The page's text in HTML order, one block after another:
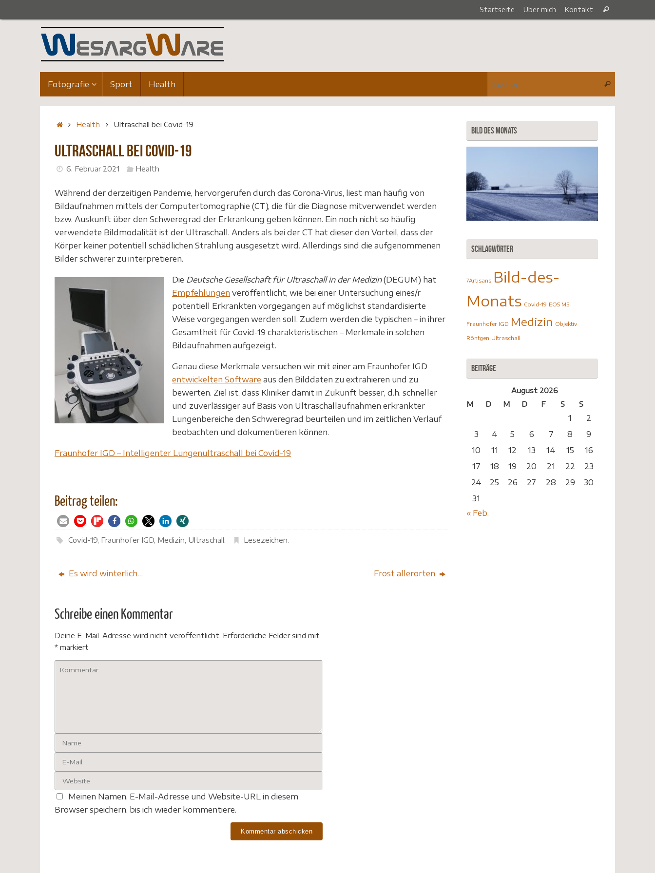
Zum
Startseite Über mich Kontakt
nach:
Suchen
Inhalt
springen
Fotografie Sport Health Suchen
Startseite
Health Ultraschall bei Covid-19
Ultraschall bei Covid-19
6. Februar 2021 Health
Während der derzeitigen Pandemie, hervorgerufen durch das Corona-Virus, liest man häufig von
Bildaufnahmen mittels der Computertomographie (CT), die für die Diagnose mitverwendet werden
bzw. Auskunft über den Schweregrad der Erkrankung geben können. Ein noch nicht so häufig
verwendete Bildmodalität ist der Ultraschall. Anders als bei der CT hat dieser den Vorteil, dass der
Körper keiner potentiell schädlichen Strahlung ausgesetzt wird. Allerdings sind die aufgenommenen
Bilder schwerer zu interpretieren.
Die Deutsche Gesellschaft für Ultraschall in der Medizin(DEGUM) hat
Empfehlungen veröffentlicht, wie bei einer Untersuchung eines/r
potentiell Erkrankten vorgegangen auf möglichst standardisierte
Weise vorgegangen werden soll. Zudem werden die typischen – in ihrer
Gesamtheit für Covid-19 charakteristischen – Merkmale in solchen
Bildaufnahmen aufgezeigt.
Genau diese Merkmale versuchen wir mit einer am Fraunhofer IGD
entwickelten Software aus den Bilddaten zu extrahieren und zu
bewerten. Ziel ist, dass Kliniker damit in Zukunft besser, d.h. schneller
und zuverlässiger auf Basis von Ultraschallaufnahmen erkrankter
Lungenbereiche den Schweregrad beurteilen und im zeitlichen Verlauf
beobachten und dokumentieren können.
Fraunhofer IGD – Intelligenter Lungenultraschall bei Covid-19
Beitrag teilen:
Covid-19, Fraunhofer IGD, Medizin, Ultraschall. Lesezeichen.
Es wird winterlich… Frost allerorten
Schreibe einen Kommentar
Deine E-Mail-Adresse wird nicht veröffentlicht. Erforderliche Felder sind mit
* markiert
Meinen Namen, E-Mail-Adresse und Website-URL in diesem
Browser speichern, bis ich wieder kommentiere.
Bild des Monats
Schlagwörter
7Artisans Bild-des-
Monats Covid-19 EOS M5
Fraunhofer IGD Medizin Objektiv
Röntgen Ultraschall
Beiträge
August 2026
M
D M D F S S
1
2
3
4 5 6 7 8
9
10
11 12 13 14 15
16
17
18 19 20 21 22
23
24
25 26 27 28 29
30
31
« Feb.